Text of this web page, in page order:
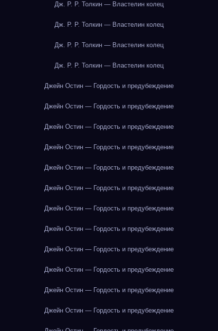
Дж. Р. Р. Толкин — Властелин колец
Дж. Р. Р. Толкин — Властелин колец
Дж. Р. Р. Толкин — Властелин колец
Дж. Р. Р. Толкин — Властелин колец
Джейн Остин — Гордость и предубеждение
Джейн Остин — Гордость и предубеждение
Джейн Остин — Гордость и предубеждение
Джейн Остин — Гордость и предубеждение
Джейн Остин — Гордость и предубеждение
Джейн Остин — Гордость и предубеждение
Джейн Остин — Гордость и предубеждение
Джейн Остин — Гордость и предубеждение
Джейн Остин — Гордость и предубеждение
Джейн Остин — Гордость и предубеждение
Джейн Остин — Гордость и предубеждение
Джейн Остин — Гордость и предубеждение